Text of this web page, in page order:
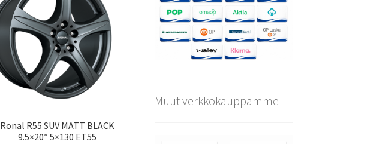
Ronal R55 SUV MATT BLACK
9.5×20″ 5×130 ET55
Muut verkkokauppamme